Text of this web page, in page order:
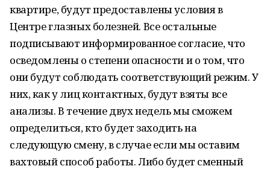
квартире, будут предоставлены условия в
Центре глазных болезней. Все остальные
подписывают информированное согласие, что
осведомлены о степени опасности и о том, что
они будут соблюдать соответствующий режим. У
них, как у лиц контактных, будут взяты все
анализы. В течение двух недель мы сможем
определиться, кто будет заходить на
следующую смену, в случае если мы оставим
вахтовый способ работы. Либо будет сменный